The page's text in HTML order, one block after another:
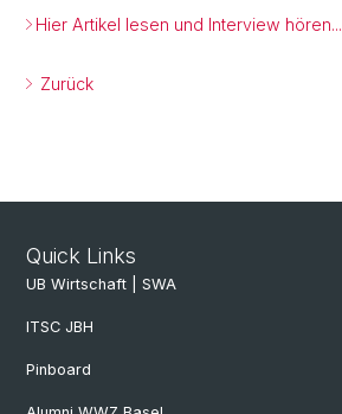
Hier Artikel lesen und Interview hören...
Zurück
Quick Links
UB Wirtschaft | SWA
ITSC JBH
Pinboard